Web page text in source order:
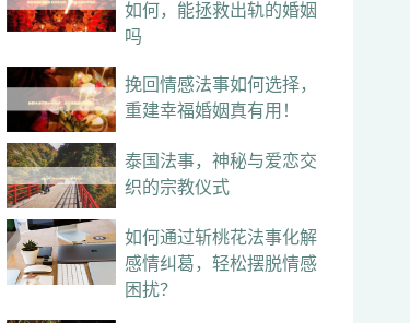
如何，能拯救出轨的婚姻
吗
挽回情感法事如何选择，
重建幸福婚姻真有用！
泰国法事，神秘与爱恋交
织的宗教仪式
如何通过斩桃花法事化解
感情纠葛，轻松摆脱情感
困扰？